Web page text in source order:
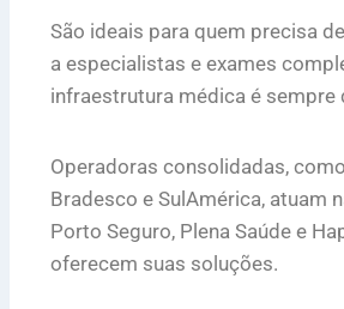
São ideais para quem precisa
a especialistas e exames
infraestrutura médica é sempre
Operadoras consolidadas,
Bradesco e SulAmérica, atuam
Porto Seguro, Plena Saúde e
oferecem suas soluções.